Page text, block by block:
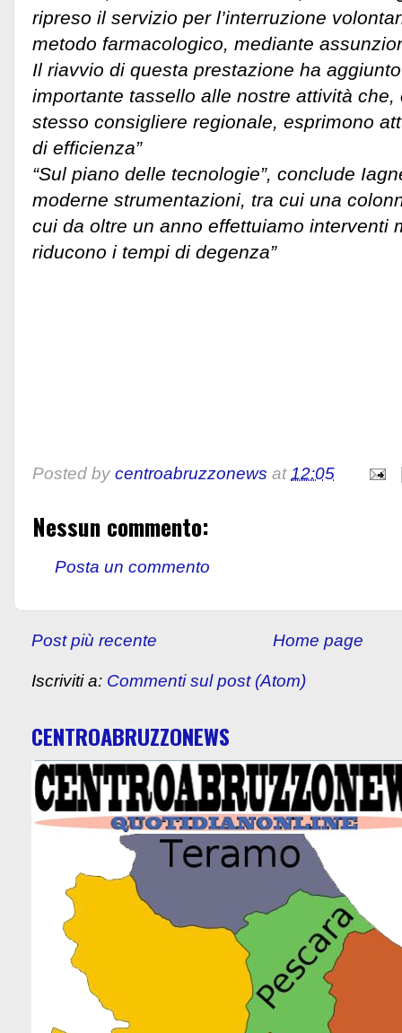
ripreso il servizio per l’interruzione
metodo farmacologico, mediante
Il riavvio di questa prestazione ha
importante tassello alle nostre attività
stesso consigliere regionale, esprimono
di efficienza”
“Sul piano delle tecnologie”, conclude
moderne strumentazioni, tra cui una
cui da oltre un anno effettuiamo interventi
riducono i tempi di degenza”
Posted by centroabruzzonews at12:05
Nessun commento:
Posta un commento
Post più recente Home page
Iscriviti a: Commenti sul post (Atom)
CENTROABRUZZONEWS